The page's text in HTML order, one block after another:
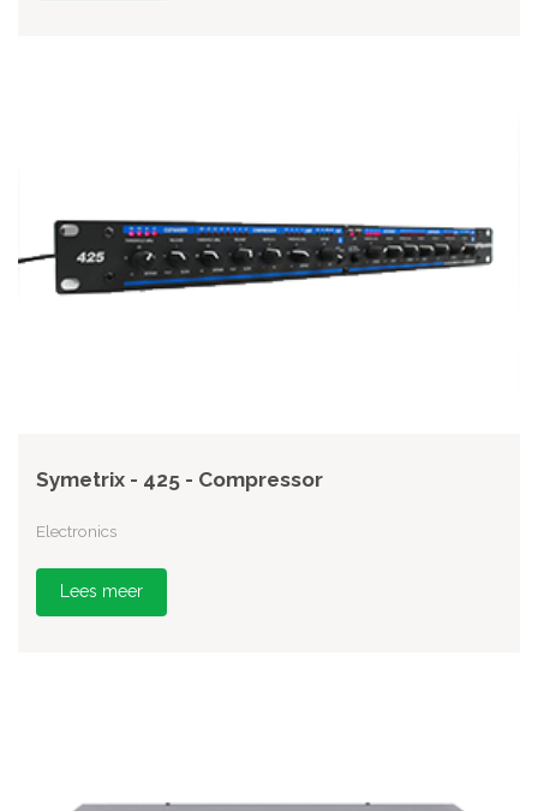
Symetrix - 425 - Compressor
Electronics
Lees meer